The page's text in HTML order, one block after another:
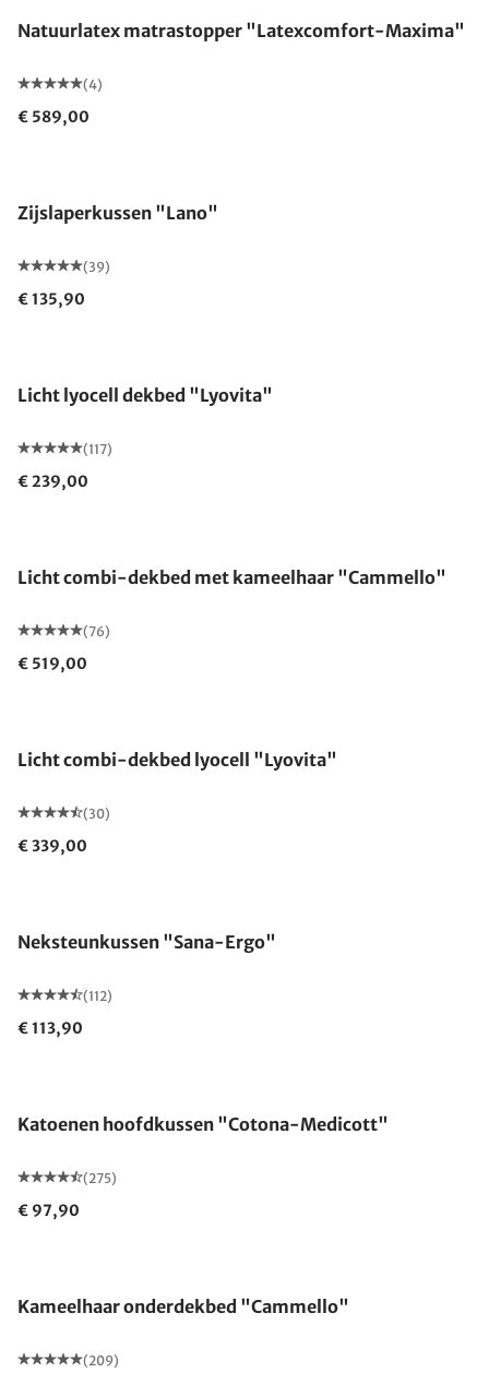
Natuurlatex matrastopper "Latexcomfort-Maxima"
(4)
€ 589,00
Zijslaperkussen "Lano"
(39)
€ 135,90
Licht lyocell dekbed "Lyovita"
(117)
€ 239,00
Licht combi-dekbed met kameelhaar "Cammello"
(76)
€ 519,00
Licht combi-dekbed lyocell "Lyovita"
(30)
€ 339,00
Neksteunkussen "Sana-Ergo"
(112)
€ 113,90
Katoenen hoofdkussen "Cotona-Medicott"
(275)
€ 97,90
Kameelhaar onderdekbed "Cammello"
(209)